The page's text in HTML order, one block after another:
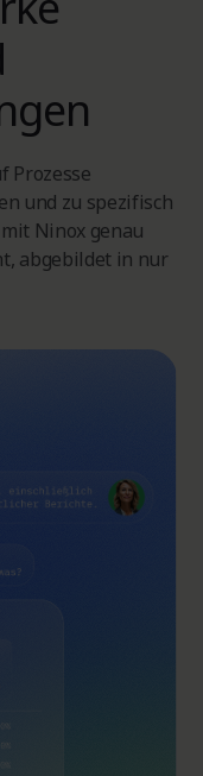
Prozesse
und zu spezifisch
Ninox genau
abgebildet in nur